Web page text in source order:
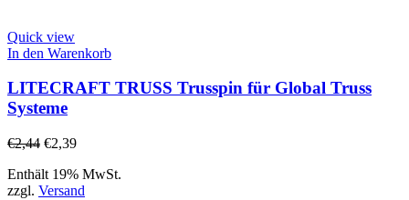
Quick view
In den Warenkorb
LITECRAFT TRUSS Trusspin für Global Truss
Systeme
€2,44 €2,39
Enthält 19% MwSt.
zzgl. Versand